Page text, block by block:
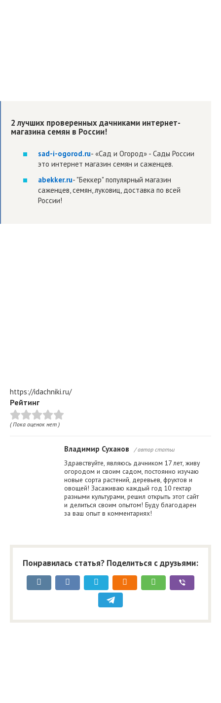
2 лучших проверенных дачниками интернет-
магазина семян в России!
sad-i-ogorod.ru- «Сад и Огород» - Сады России
это интернет магазин семян и саженцев.
abekker.ru- "Беккер" популярный магазин
саженцев, семян, луковиц, доставка по всей
России!
https://idachniki.ru/
Рейтинг
( Пока оценок нет )
Владимир Суханов / автор статьи
Здравствуйте, являюсь дачником 17 лет, живу
огородом и своим садом, постоянно изучаю
новые сорта растений, деревьев, фруктов и
овощей! Засаживаю каждый год 10 гектар
разными культурами, решил открыть этот сайт
и делиться своим опытом! Буду благодарен
за ваш опыт в комментариях!
Понравилась статья? Поделиться с друзьями: